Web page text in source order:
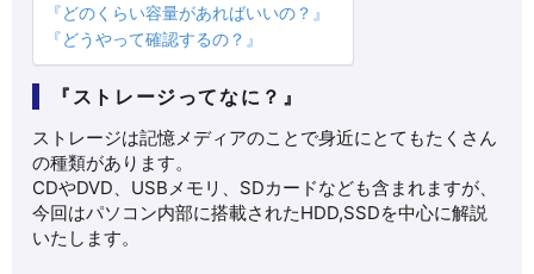
『どのくらい容量があればいいの？』
『どうやって確認するの？』
『ストレージってなに？』
ストレージは記憶メディアのことで身近にとてもたくさん
の種類があります。
CDやDVD、USBメモリ、SDカードなども含まれますが、
今回はパソコン内部に搭載されたHDD,SSDを中心に解説
いたします。